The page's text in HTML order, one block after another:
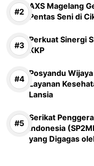
AXS Magelang
Pentas Seni di
Perkuat Sinergi
KKP
Posyandu
Layanan
Lansia
Serikat
Indonesia
yang Digagas